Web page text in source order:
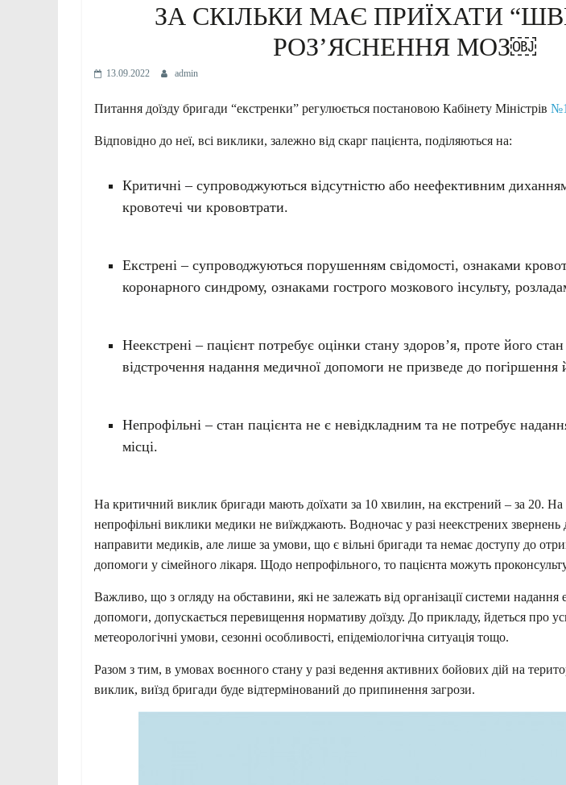
ЗА СКІЛЬКИ МАЄ ПРИЇХАТИ
РОЗ’ЯСНЕННЯ МОЗ￼
13.09.2022 admin
Питання доїзду бригади “екстренки” регулюється постановою Кабінету Міністрів
Відповідно до неї, всі виклики, залежно від скарг пацієнта, поділяються на:
Критичні – супроводжуються відсутністю або неефективним
кровотечі чи крововтрати.
Екстрені – супроводжуються порушенням свідомості, ознаками
коронарного синдрому, ознаками гострого мозкового інсульту,
Неекстрені – пацієнт потребує оцінки стану здоров’я, проте його
відстрочення надання медичної допомоги не призведе до погіршення
Непрофільні – стан пацієнта не є невідкладним та не потребує
місці.
На критичний виклик бригади мають доїхати за 10 хвилин, на екстрений – за 20. На
непрофільні виклики медики не виїжджають. Водночас у разі неекстрених звернень
направити медиків, але лише за умови, що є вільні бригади та немає доступу до
допомоги у сімейного лікаря. Щодо непрофільного, то пацієнта можуть
Важливо, що з огляду на обставини, які не залежать від організації системи надання
допомоги, допускається перевищення нормативу доїзду. До прикладу, йдеться про
метеорологічні умови, сезонні особливості, епідеміологічна ситуація тощо.
Разом з тим, в умовах воєнного стану у разі ведення активних бойових дій на
виклик, виїзд бригади буде відтермінований до припинення загрози.